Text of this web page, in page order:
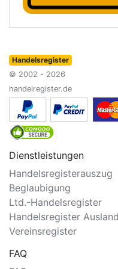
Handelsregister
© 2002 - 2026
handelregister.de
Dienstleistungen
Handelsregisterauszug
Beglaubigung
Ltd.-Handelsregister
Handelsregister Ausland
Vereinsregister
FAQ